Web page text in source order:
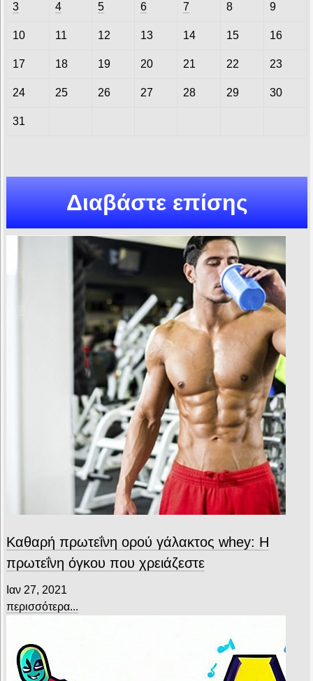
3 4 5 6 7 8 9
10 11 12 13 14 15 16
17 18 19 20 21 22 23
24 25 26 27 28 29 30
31
Διαβάστε επίσης
Καθαρή πρωτεΐνη ορού γάλακτος whey: H
πρωτεΐνη όγκου που χρειάζεστε
Ιαν 27, 2021
περισσότερα...